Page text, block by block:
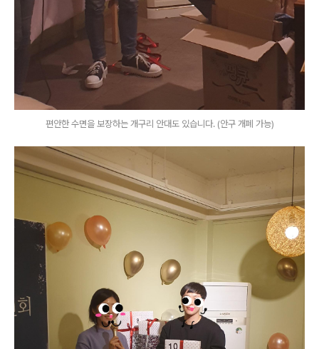
편안한 수면을 보장하는 개구리 안대도 있습니다. (안구 개폐 가능)